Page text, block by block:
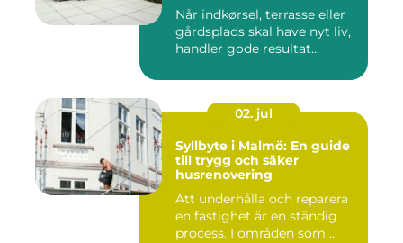
Når indkørsel, terrasse eller
gårdsplads skal have nyt liv,
handler gode resultat...
02. jul
Syllbyte i Malmö: En guide
till trygg och säker
husrenovering
Att underhålla och reparera
en fastighet är en ständig
process. I områden som ...